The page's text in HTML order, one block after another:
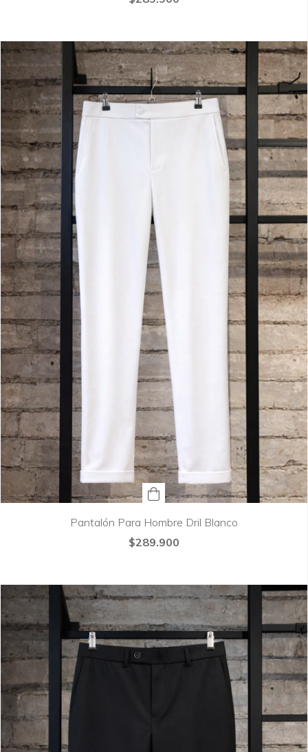
Pantalón Para Hombre Dril Blanco
$289.900